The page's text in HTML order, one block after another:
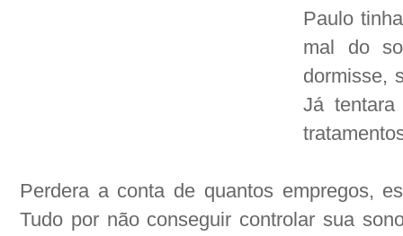
Paulo
mal do
dormisse,
Já tentara
Perdera a conta de quantos empregos,
Tudo por não conseguir controlar sua